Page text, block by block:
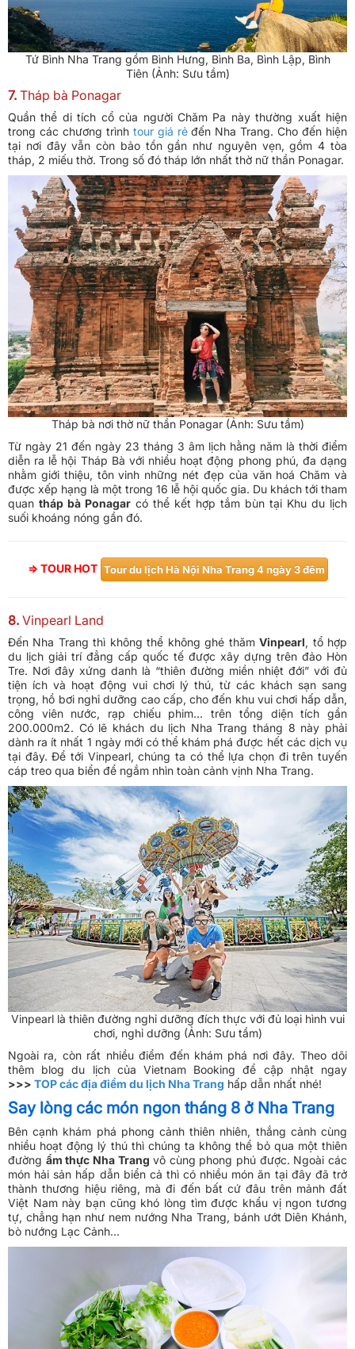
Tứ Bình Nha Trang gồm Bình Hưng, Bình Ba, Bình Lập, Bình
Tiên (Ảnh: Sưu tầm)
7. Tháp bà Ponagar
Quần thể di tích cổ của người Chăm Pa này thường xuất hiện
trong các chương trình tour giá rẻđến Nha Trang. Cho đến hiện
tại nơi đây vẫn còn bảo tồn gần như nguyên vẹn, gồm 4 tòa
tháp, 2 miếu thờ. Trong số đó tháp lớn nhất thờ nữ thần Ponagar.
Tháp bà nơi thờ nữ thần Ponagar (Ảnh: Sưu tầm)
Từ ngày 21 đến ngày 23 tháng 3 âm lịch hằng năm là thời điểm
diễn ra lễ hội Tháp Bà với nhiều hoạt động phong phú, đa dạng
nhằm giới thiệu, tôn vinh những nét đẹp của văn hoá Chăm và
được xếp hạng là một trong 16 lễ hội quốc gia. Du khách tới tham
quan tháp bà Ponagar có thể kết hợp tắm bùn tại Khu du lịch
suối khoáng nóng gần đó.
⇒ TOUR HOT Tour du lịch Hà Nội Nha Trang 4 ngày 3 đêm
8. Vinpearl Land
Đến Nha Trang thì không thể không ghé thămVinpearl, tổ hợp
du lịch giải trí đẳng cấp quốc tế được xây dựng trên đảo Hòn
Tre. Nơi đây xứng danh là “thiên đường miền nhiệt đới” với đủ
tiện ích và hoạt động vui chơi lý thú, từ các khách sạn sang
trọng, hồ bơi nghỉ dưỡng cao cấp, cho đến khu vui chơi hấp dẫn,
công viên nước, rạp chiếu phim... trên tổng diện tích gần
200.000m2. Có lẽ khách du lịch Nha Trang tháng 8 này phải
dành ra ít nhất 1 ngày mới có thể khám phá được hết các dịch vụ
tại đây. Để tới Vinpearl, chúng ta có thể lựa chọn đi trên tuyến
cáp treo qua biển để ngắm nhìn toàn cảnh vịnh Nha Trang.
Vinpearl là thiên đường nghỉ dưỡng đích thực với đủ loại hình vui
chơi, nghỉ dưỡng (Ảnh: Sưu tầm)
Ngoài ra, còn rất nhiều điểm đến khám phá nơi đây. Theo dõi
thêm blog du lịch của Vietnam Booking để cập nhật ngay
>>> TOP các địa điểm du lịch Nha Trang hấp dẫn nhất nhé!
Say lòng các món ngon tháng 8 ở Nha Trang
Bên cạnh khám phá phong cảnh thiên nhiên, thắng cảnh cùng
nhiều hoạt động lý thú thì chúng ta không thể bỏ qua một thiên
đường ẩm thực Nha Trang vô cùng phong phú được. Ngoài các
món hải sản hấp dẫn biển cả thì có nhiều món ăn tại đây đã trở
thành thương hiệu riêng, mà đi đến bất cứ đâu trên mảnh đất
Việt Nam này bạn cũng khó lòng tìm được khẩu vị ngon tương
tự, chẳng hạn như nem nướng Nha Trang, bánh ướt Diên Khánh,
bò nướng Lạc Cảnh...